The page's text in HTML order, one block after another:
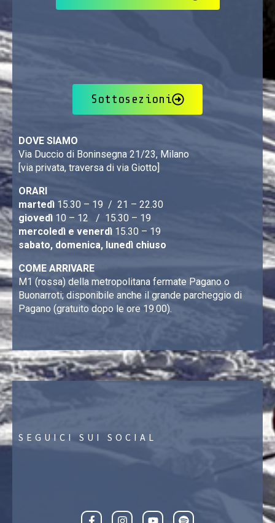
Sottosezioni
DOVE SIAMO
Via Duccio di Boninsegna 21/23, Milano
[via privata, traversa di via Giotto]
ORARI
martedì 15.30 – 19 / 21 – 22.30
giovedì 10 – 12 / 15.30 – 19
mercoledì e venerdì 15.30 – 19
sabato, domenica, lunedì chiuso
COME ARRIVARE
M1 (rossa) della metropolitana fermate Pagano o
Buonarroti; disponibile anche il grande parcheggio di
Pagano (gratuito dopo le ore 19.00).
SEGUICI SUI SOCIAL